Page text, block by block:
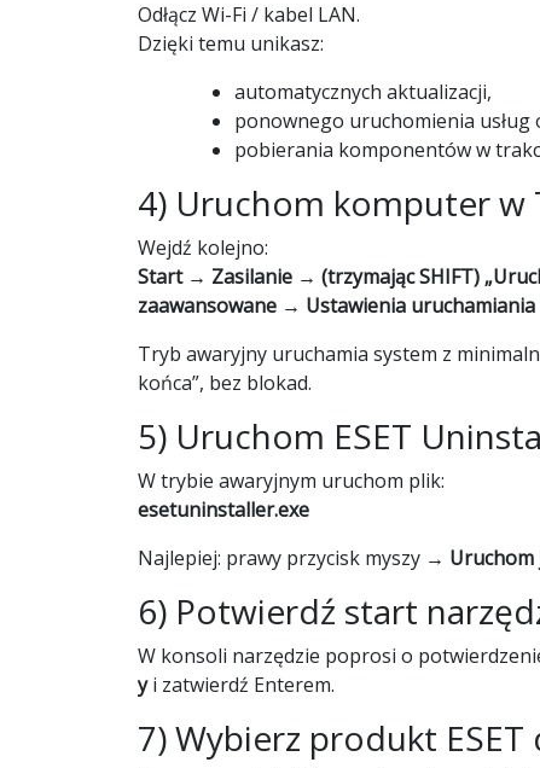
Odłącz Wi-Fi / kabel LAN.
Dzięki temu unikasz:
automatycznych aktualizacji,
ponownego uruchomienia usług
pobierania komponentów w
4) Uruchom komputer w
Wejdź kolejno:
Start → Zasilanie → (trzymając SHIFT)
zaawansowane → Ustawienia
Tryb awaryjny uruchamia system z
końca”, bez blokad.
5) Uruchom ESET
W trybie awaryjnym uruchom plik:
esetuninstaller.exe
Najlepiej: prawy przycisk myszy →
6) Potwierdź start
W konsoli narzędzie poprosi o
yi zatwierdź Enterem.
7) Wybierz produkt